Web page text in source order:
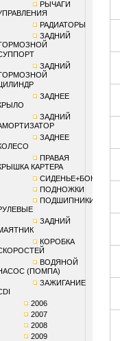
РЫЧАГИ
РАДИАТОРЫ
ЗАДНИЙ
ЗАДНИЙ
ЗАДНЕЕ
ЗАДНИЙ
ЗАДНЕЕ
ПРАВАЯ
КАРТЕРА
СИДЕНЬЕ+БОКОВИНЫ
ПОДНОЖКИ
ПОДШИПНИКИ
ЗАДНИЙ
КОРОБКА
ВОДЯНОЙ
(ПОМПА)
ЗАЖИГАНИЕ
2006
2007
2008
2009